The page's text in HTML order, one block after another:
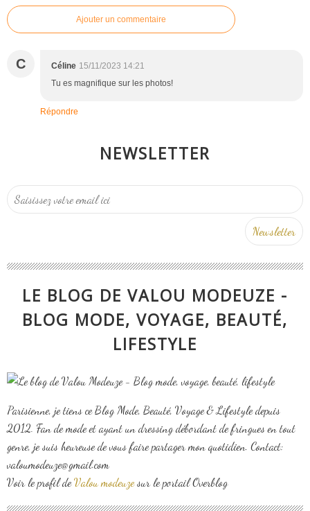
Ajouter un commentaire
C Céline 15/11/2023 14:21
Tu es magnifique sur les photos!
Répondre
NEWSLETTER
LE BLOG DE VALOU MODEUZE -
BLOG MODE, VOYAGE, BEAUTÉ,
LIFESTYLE
Parisienne, je tiens ce Blog Mode, Beauté, Voyage & Lifestyle depuis
2012. Fan de mode et ayant un dressing débordant de fringues en tout
genre, je suis heureuse de vous faire partager mon quotidien. Contact:
valoumodeuze@gmail.com
Voir le profil deValou modeuzesur le portail Overblog